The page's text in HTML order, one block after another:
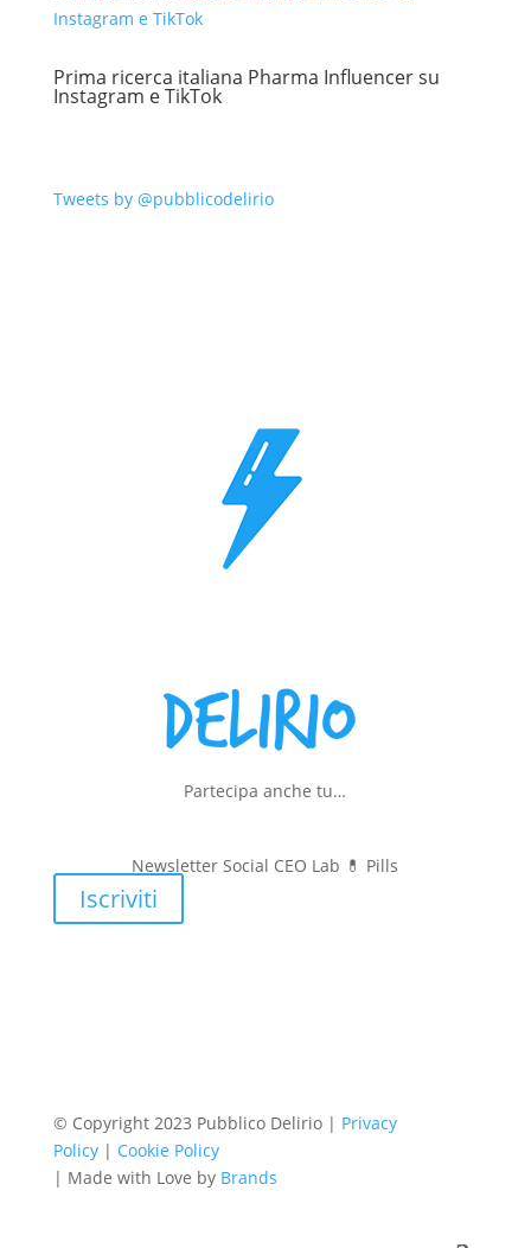
Prima ricerca italiana Pharma Influencer su
Instagram e TikTok
Tweets by @pubblicodelirio
Partecipa anche tu…
Newsletter Social CEO Lab 💊 Pills
Iscriviti
© Copyright 2023 Pubblico Delirio | Privacy
Policy| Cookie Policy
| Made with Love by Brands